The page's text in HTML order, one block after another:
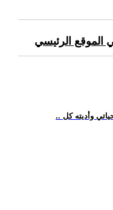
الموقع الرئيسي
وأديته كل